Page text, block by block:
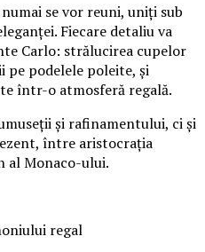
se vor reuni, uniți sub
Fiecare detaliu va
Carlo: strălucirea cupelor
pe podelele poleite, și
într-o atmosferă regală.
și rafinamentului, ci și
între aristocrația
al Monaco-ului.
regal